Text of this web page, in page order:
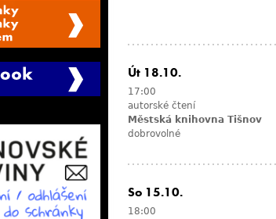
Út 18.10.
17:00
autorské čtení
Městská knihovna Tišnov
dobrovolné
So 15.10.
18:00